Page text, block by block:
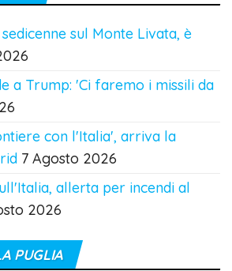
sul Monte Livata, è
a Trump: 'Ci faremo i missili da
con l'Italia', arriva la
7 Agosto 2026
allerta per incendi al
2026
PUGLIA